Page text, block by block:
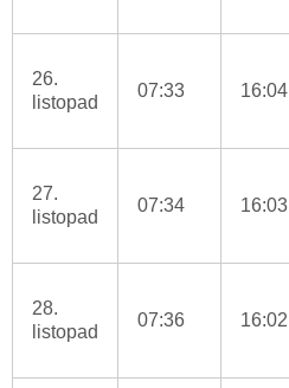
26.
listopad
07:33 16:04
27.
listopad
07:34 16:03
28.
listopad
07:36 16:02